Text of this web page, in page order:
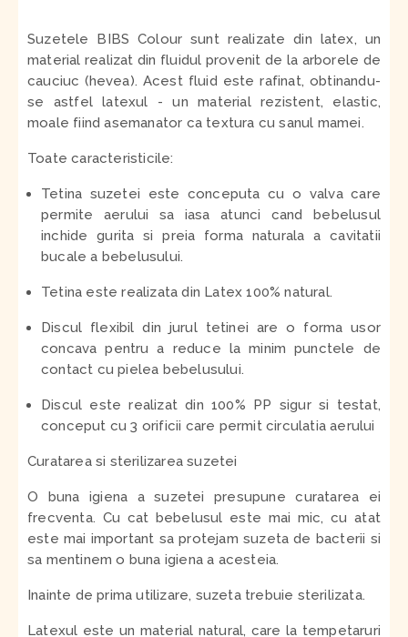
Suzetele BIBS Colour sunt realizate din latex, un
material realizat din fluidul provenit de la arborele de
cauciuc (hevea). Acest fluid este rafinat, obtinandu-
se astfel latexul - un material rezistent, elastic,
moale fiind asemanator ca textura cu sanul mamei.
Toate caracteristicile:
Tetina suzetei este conceputa cu o valva care
permite aerului sa iasa atunci cand bebelusul
inchide gurita si preia forma naturala a cavitatii
bucale a bebelusului.
Tetina este realizata din Latex 100% natural.
Discul flexibil din jurul tetinei are o forma usor
concava pentru a reduce la minim punctele de
contact cu pielea bebelusului.
Discul este realizat din 100% PP sigur si testat,
conceput cu 3 orificii care permit circulatia aerului
Curatarea si sterilizarea suzetei
O buna igiena a suzetei presupune curatarea ei
frecventa. Cu cat bebelusul este mai mic, cu atat
este mai important sa protejam suzeta de bacterii si
sa mentinem o buna igiena a acesteia.
Inainte de prima utilizare, suzeta trebuie sterilizata.
Latexul este un material natural, care la tempetaruri